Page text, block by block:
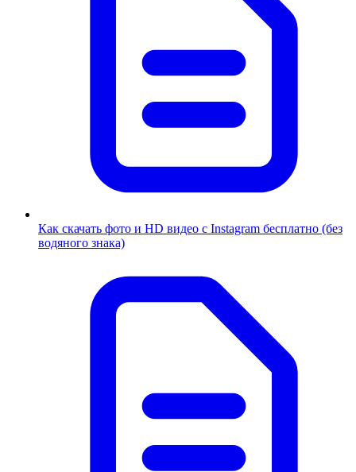
Как скачать фото и HD видео с Instagram бесплатно (без
водяного знака)